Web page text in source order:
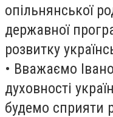
опільнянської
державної
розвитку
• Вважаємо
духовності
будемо сприяти